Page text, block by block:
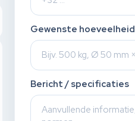
Gewenste hoeveelheid
Bericht / specificaties